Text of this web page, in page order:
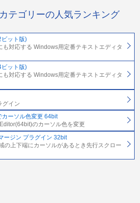
テゴリーの人気ランキング
ット版)
対応する Windows用定番テキストエディタ
ット版)
対応する Windows用定番テキストエディタ
グイン
ーソル色変更 64bit
のカーソル色を変更
ージン プラグイン 32bit
の上下端にカーソルがあるとき先行スクロー